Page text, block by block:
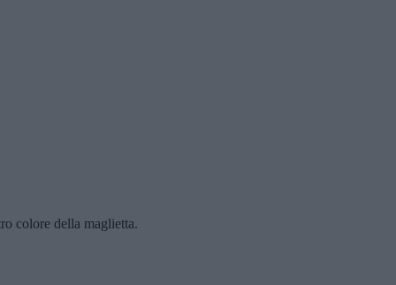
colore della maglietta.